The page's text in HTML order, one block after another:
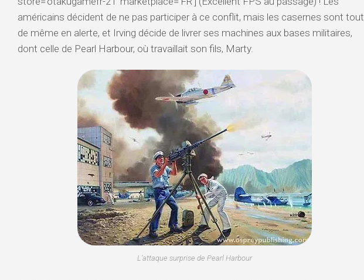
américains décident de ne pas participer à ce conflit, mais les casernes sont tout
de même en alerte, et Irving décide de livrer ses machines aux bases militaires,
dont celle de Pearl Harbour, où travaillait son fils, Marty.
L’attaque surprise de Pearl Harbour